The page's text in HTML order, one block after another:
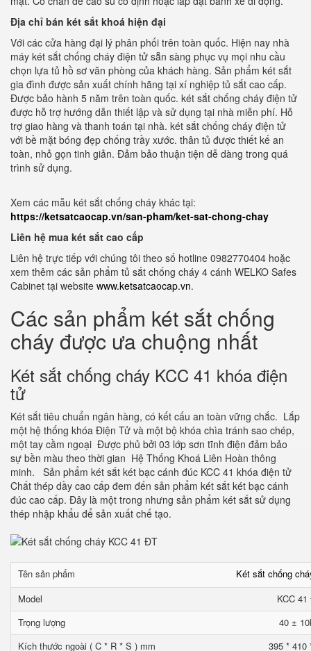
Địa chỉ bán két sắt khoá hiện đại
Với các cửa hàng đại lý phân phối trên toàn quốc. Hiện nay nhà
máy két sắt chống cháy điện tử sẵn sàng phục vụ mọi nhu cầu
chọn lựa tủ hồ sơ văn phòng của khách hàng. Sản phẩm két sắt
gia đình được sản xuất chính hãng tại xí nghiệp tủ sắt cao cấp.
Được bảo hành 5 năm trên toàn quốc. két sắt chống cháy điện tử
được hỗ trợ hướng dẫn thiết lập và sử dụng tại nhà miễn phí. Hỗ
trợ giao hàng và thanh toán tại nhà. két sắt chống cháy điện tử
với bề mặt bóng đẹp chống trầy xước. thân tủ được thiết kế an
toàn, nhỏ gọn tinh giản. Đảm bảo thuận tiện dễ dàng trong quá
trình sử dụng.
Xem các mẫu két sắt chống cháy khác tại:
https://ketsatcaocap.vn/san-pham/ket-sat-chong-chay
Liên hệ mua két sắt cao cấp
Liên hệ trực tiếp với chúng tôi theo số hotline 0982770404 hoặc
xem thêm các sản phẩm tủ sắt chống cháy 4 cánh WELKO Safes
Cabinet tại website www.ketsatcaocap.vn.
Các sản phẩm két sắt chống
cháy được ưa chuộng nhất
Két sắt chống cháy KCC 41 khóa điện
tử
Két sắt tiêu chuẩn ngân hàng, có kết cấu an toàn vững chắc. Lắp
một hệ thống khóa Điện Tử và một bộ khóa chìa tránh sao chép,
một tay cầm ngoại Được phủ bởi 03 lớp sơn tĩnh điện đảm bảo
sự bền màu theo thời gian Hệ Thống Khoá Liên Hoàn thông
minh. Sản phẩm két sắt két bạc cánh đúc KCC 41 khóa điện tử
Chất thép dầy cao cấp đem đến sản phẩm két sắt két bạc cánh
đúc cao cấp. Đây là một trong nhưng sản phẩm két sắt sử dụng
thép nhập khẩu để sản xuất chế tạo.
Tên sản phẩm
Két sắt chống
Model
KCC
Trọng lượng
40 ±
Kích thước ngoài ( C * R * S ) mm
395 * 410